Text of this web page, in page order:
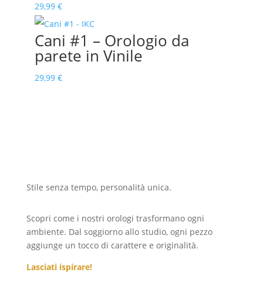
29,99 €
Cani #1 – Orologio da
parete in Vinile
29,99 €
Stile senza tempo, personalità unica.
Scopri come i nostri orologi trasformano ogni
ambiente. Dal soggiorno allo studio, ogni pezzo
aggiunge un tocco di carattere e originalità.
Lasciati ispirare!